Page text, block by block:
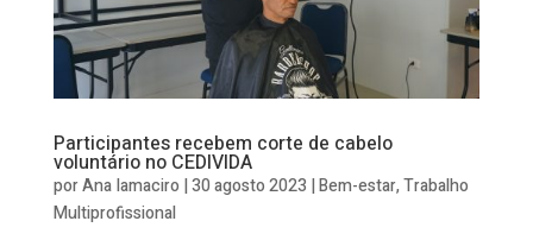
Participantes recebem corte de cabelo
voluntário no CEDIVIDA
porAna Iamaciro |30 agosto 2023 |Bem-estar,Trabalho
Multiprofissional